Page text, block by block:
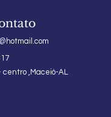
centro ,Maceió-AL